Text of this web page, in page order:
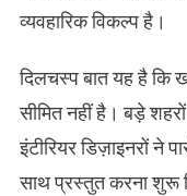
व्यवहारिक विकल्प है।
दिलचस्प बात यह है कि
सीमित नहीं है। बड़े
इंटीरियर डिज़ाइनरों ने
साथ प्रस्तुत करना शुरू